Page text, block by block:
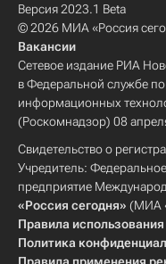
Версия 2023.1 Beta
© 2026 МИА «Россия
Вакансии
Сетевое издание РИА
в Федеральной службе
информационных
(Роскомнадзор) 08
Свидетельство о
Учредитель:
предприятие
«Россия сегодня» (МИА
Правила
Политика